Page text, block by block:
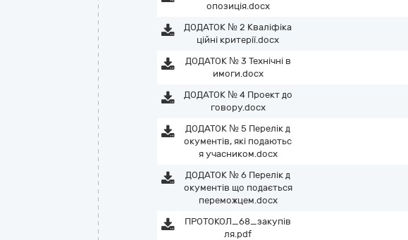
опозиція.docx
ДОДАТОК № 2 Кваліфіка
ційні критерії.docx
ДОДАТОК № 3 Технічні в
имоги.docx
ДОДАТОК № 4 Проект до
говору.docx
ДОДАТОК № 5 Перелік д
окументів, які подаютьс
я учасником.docx
ДОДАТОК № 6 Перелік д
окументів що подається
переможцем.docx
ПРОТОКОЛ_68_закупів
ля.pdf